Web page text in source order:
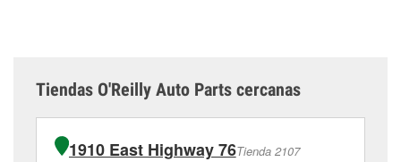
Tiendas O'Reilly Auto Parts cercanas
1910 East Highway 76Tienda 2107